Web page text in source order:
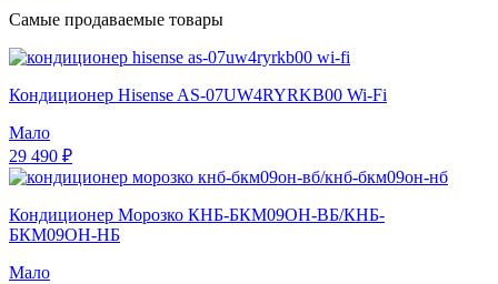
Самые продаваемые товары
Кондиционер Hisense AS-07UW4RYRKB00 Wi-Fi
Мало
29 490 ₽
Кондиционер Морозко КНБ-БКМ09ОН-ВБ/КНБ-
БКМ09ОН-НБ
Мало